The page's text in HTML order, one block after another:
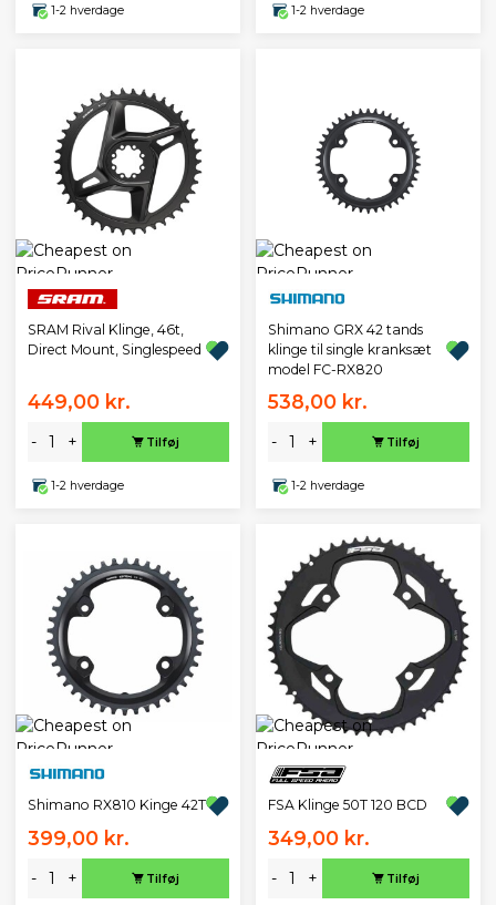
1-2 hverdage 1-2 hverdage
SRAM Rival Klinge, 46t,
Direct Mount, Singlespeed
449,00 kr.
- + Tilføj
1-2 hverdage
Shimano GRX 42 tands
klinge til single kranksæt
model FC-RX820
538,00 kr.
- + Tilføj
1-2 hverdage
Shimano RX810 Kinge 42T
399,00 kr.
- + Tilføj
FSA Klinge 50T 120 BCD
349,00 kr.
- + Tilføj